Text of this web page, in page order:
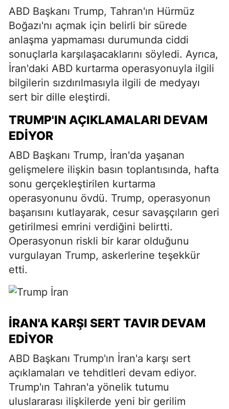
ABD Başkanı Trump, Tahran'ın Hürmüz
Boğazı'nı açmak için belirli bir sürede
anlaşma yapmaması durumunda ciddi
sonuçlarla karşılaşacaklarını söyledi. Ayrıca,
İran'daki ABD kurtarma operasyonuyla ilgili
bilgilerin sızdırılmasıyla ilgili de medyayı
sert bir dille eleştirdi.
TRUMP'IN AÇIKLAMALARI DEVAM
EDIYOR
ABD Başkanı Trump, İran'da yaşanan
gelişmelere ilişkin basın toplantısında, hafta
sonu gerçekleştirilen kurtarma
operasyonunu övdü. Trump, operasyonun
başarısını kutlayarak, cesur savaşçıların geri
getirilmesi emrini verdiğini belirtti.
Operasyonun riskli bir karar olduğunu
vurgulayan Trump, askerlerine teşekkür
etti.
İRAN'A KARŞI SERT TAVIR DEVAM
EDIYOR
ABD Başkanı Trump'ın İran'a karşı sert
açıklamaları ve tehditleri devam ediyor.
Trump'ın Tahran'a yönelik tutumu
uluslararası ilişkilerde yeni bir gerilim